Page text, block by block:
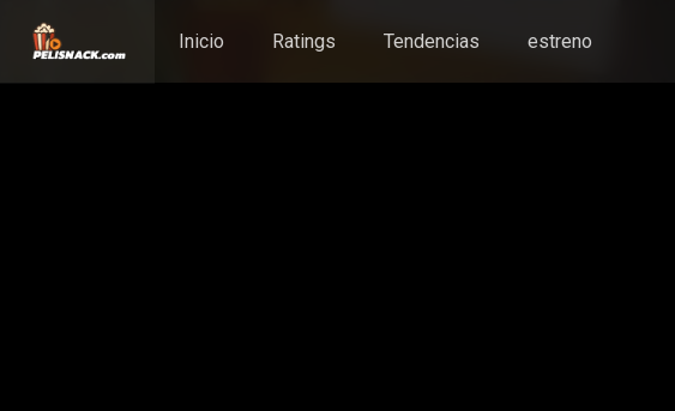
Inicio Ratings Tendencias estreno